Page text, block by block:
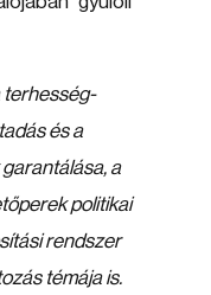
terhesség-
és a
a
politikai
rendszer
témája is.